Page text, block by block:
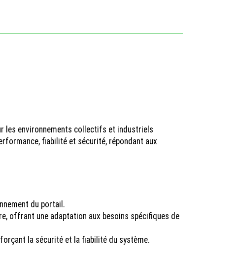
les environnements collectifs et industriels
fiabilité et sécurité, répondant aux
du portail.
offrant une adaptation aux besoins spécifiques de
la sécurité et la fiabilité du système.